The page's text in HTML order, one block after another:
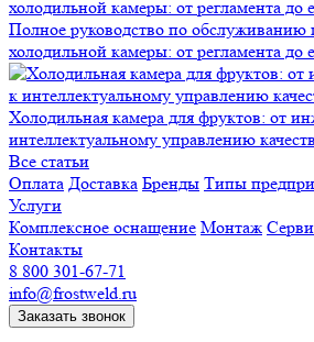
Полное руководство по
холодильной камеры: от регламента
Холодильная камера для фруктов: от
интеллектуальному управлению
Все статьи
Оплата Доставка Бренды Типы
Услуги
Комплексное оснащение Монтаж
Контакты
8 800 301-67-71
info@frostweld.ru
Заказать звонок